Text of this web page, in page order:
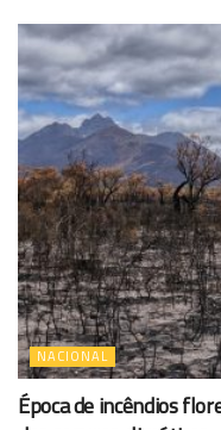
NACIONAL
Época de incêndios